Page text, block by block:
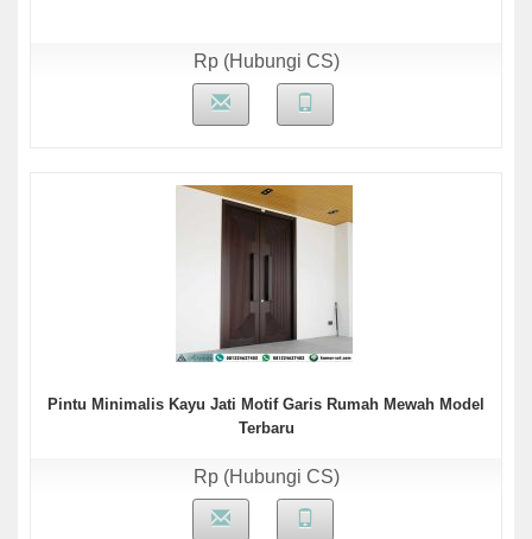
Rp (Hubungi CS)
Pintu Minimalis Kayu Jati Motif Garis Rumah Mewah Model
Terbaru
Rp (Hubungi CS)